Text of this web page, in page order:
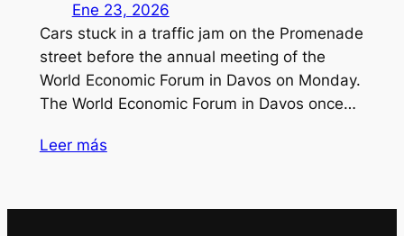
Ene 23, 2026
Cars stuck in a traffic jam on the Promenade
street before the annual meeting of the
World Economic Forum in Davos on Monday.
The World Economic Forum in Davos once…
Leer más